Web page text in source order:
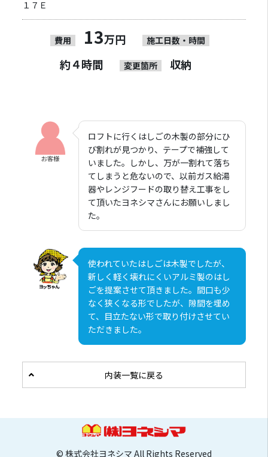
１７Ｅ
費用 13万円 施工日数・時間
約４時間 変更箇所 収納
ロフトに行くはしごの木製の部分にひ
び割れが見つかり、テープで補強して
いました。しかし、万が一割れて落ち
てしまうと危ないので、以前ガス給湯
器やレンジフードの取り替え工事をし
て頂いたヨネシマさんにお願いしまし
た。
使われていたはしごは木製でしたが、
新しく軽く壊れにくいアルミ製のはし
ごを提案させて頂きました。間口も少
なく狭くなる形でしたが、隙間を埋め
て、目立たない形で取り付けさせてい
ただきました。
内装一覧に戻る
© 株式会社ヨネシマ All Rights Reserved